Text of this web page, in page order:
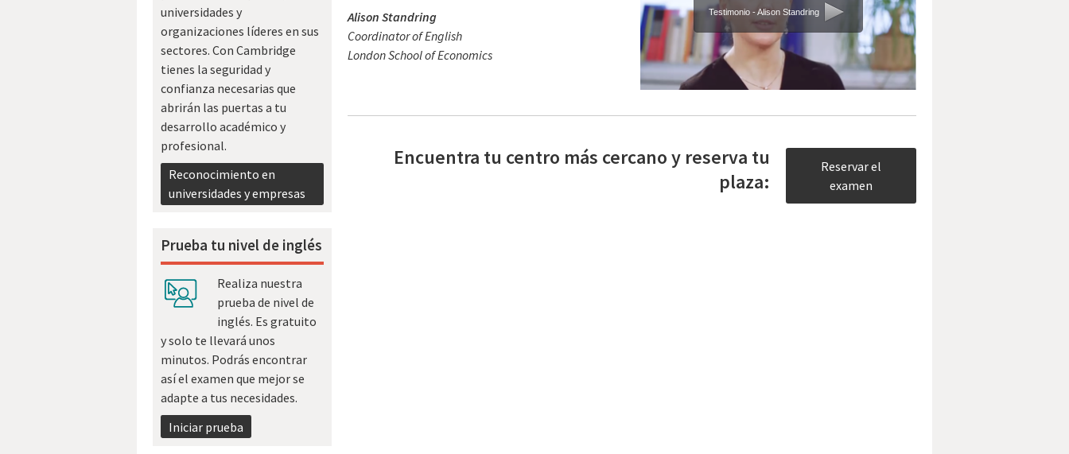
universidades y
organizaciones líderes en sus
sectores. Con Cambridge
tienes la seguridad y
confianza necesarias que
abrirán las puertas a tu
desarrollo académico y
profesional.
Reconocimiento en
universidades y empresas
Prueba tu nivel de inglés
Realiza nuestra
prueba de nivel de
inglés. Es gratuito
y solo te llevará unos
minutos. Podrás encontrar
así el examen que mejor se
adapte a tus necesidades.
Iniciar prueba
Alison Standring
Coordinator of English
London School of Economics
Testimonio - Alison Standring
Encuentra tu centro más cercano y reserva tu
plaza:
Reservar el
examen